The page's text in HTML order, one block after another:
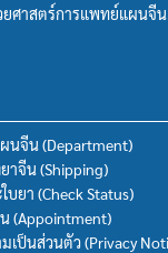
ยศาสตร์การแพทย์แผนจีน
นจีน (Department)
าจีน (Shipping)
ยา (Check Status)
(Appointment)
เป็นส่วนตัว (Privacy